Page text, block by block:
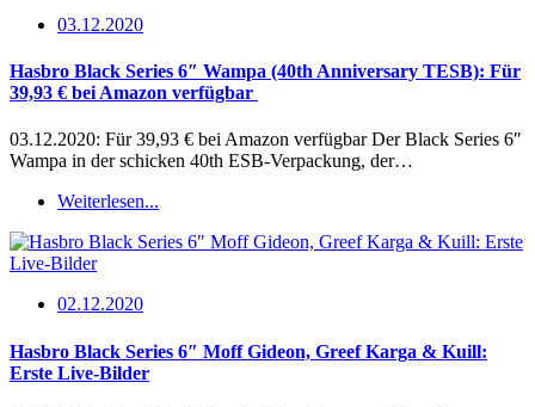
03.12.2020
Hasbro Black Series 6″ Wampa (40th Anniversary TESB): Für
39,93 € bei Amazon verfügbar
03.12.2020: Für 39,93 € bei Amazon verfügbar Der Black Series 6″
Wampa in der schicken 40th ESB-Verpackung, der…
Weiterlesen...
02.12.2020
Hasbro Black Series 6″ Moff Gideon, Greef Karga & Kuill:
Erste Live-Bilder